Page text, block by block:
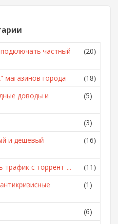
частный
(20)
магазинов города
(18)
доводы и
(5)
(3)
и дешевый
(16)
с торрент-...
(11)
(1)
(6)